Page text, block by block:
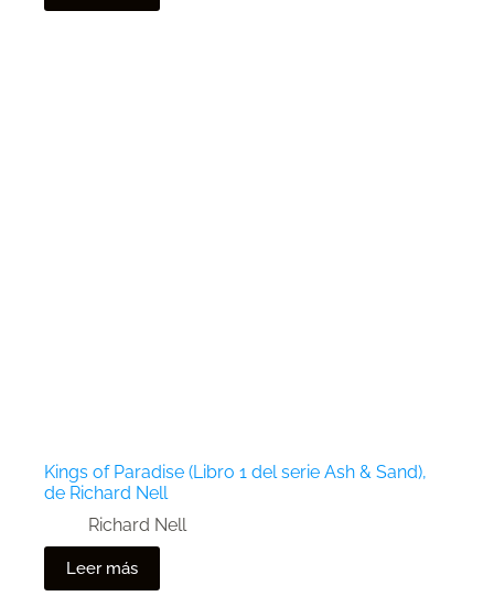
Kings of Paradise (Libro 1 del serie Ash & Sand),
de Richard Nell
Richard Nell
Leer más